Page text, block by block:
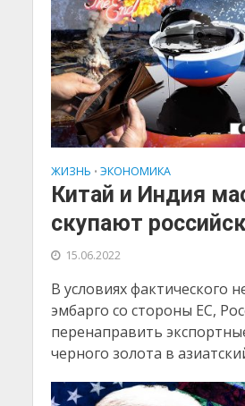
ЖИЗНЬ • ЭКОНОМИКА
Китай и Индия
скупают
15.06.2022
В условиях фактического
эмбарго со стороны ЕС,
перенаправить
черного золота в